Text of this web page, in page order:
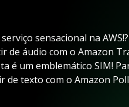
sensacional na
de áudio com o Amazon
é um emblemático SIM!
de texto com o Amazon